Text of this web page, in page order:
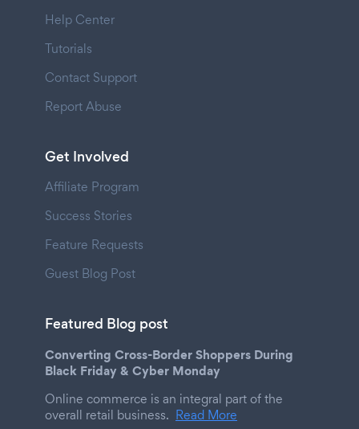
Help Center
Tutorials
Contact Support
Report Abuse
Get Involved
Affiliate Program
Success Stories
Feature Requests
Guest Blog Post
Featured Blog post
Converting Cross-Border Shoppers During
Black Friday & Cyber Monday
Online commerce is an integral part of the
overall retail business. Read More